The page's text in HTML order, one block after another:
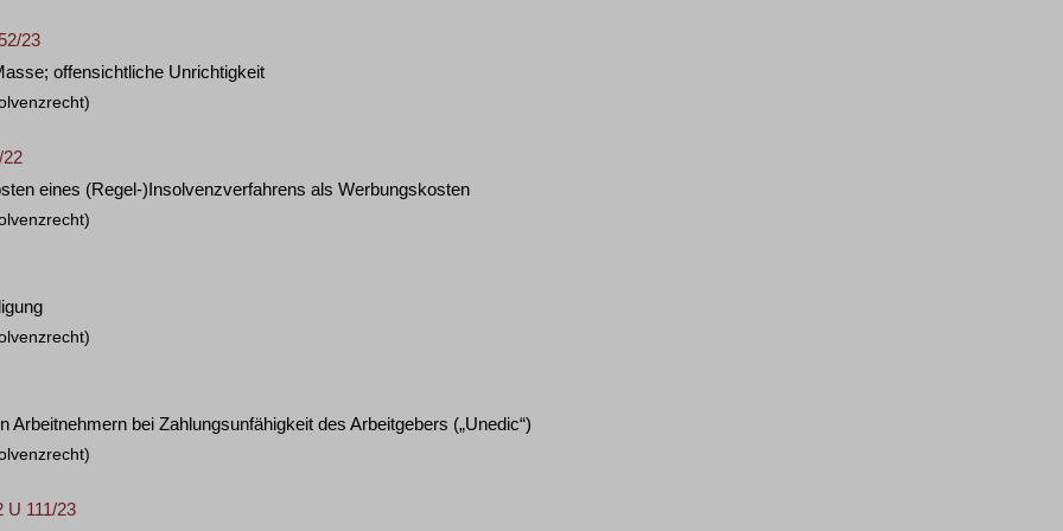
23
offensichtliche Unrichtigkeit
eines (Regel-)Insolvenzverfahrens als Werbungskosten
bei Zahlungsunfähigkeit des Arbeitgebers („Unedic“)
U 111/23